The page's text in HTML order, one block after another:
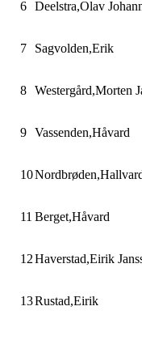
6 Deelstra,Olav
7 Sagvolden,Erik
8 Westergård,Morten
9 Vassenden,Håvard
10
11 Berget,Håvard
12Haverstad,Eirik
13Rustad,Eirik